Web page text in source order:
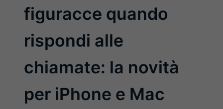
figuracce quando
rispondi alle
chiamate: la novità
per iPhone e Mac